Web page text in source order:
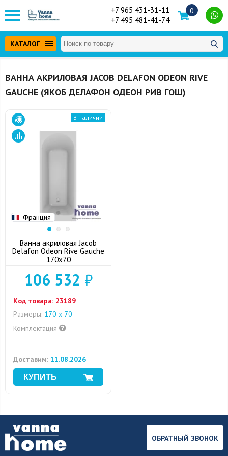
+7 965 431-31-11
+7 495 481-41-74
0
КАТАЛОГ
ВАННА АКРИЛОВАЯ JACOB DELAFON ODEON RIVE
GAUCHE (ЯКОБ ДЕЛАФОН ОДЕОН РИВ ГОШ)
Франция
В наличии
Ванна акриловая Jacob
Delafon Odeon Rive Gauche
170x70
106 532 ₽
Код товара: 23189
Размеры: 170 х 70
Комплектация
Доставим: 11.08.2026
ОБРАТНЫЙ ЗВОНОК